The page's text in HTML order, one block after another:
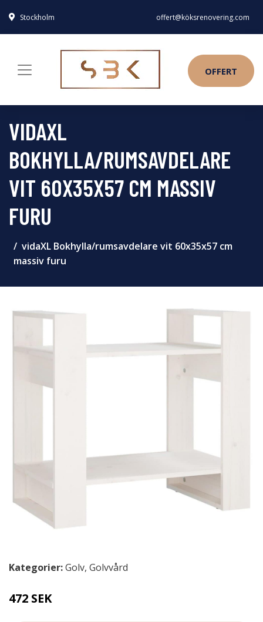
Stockholm offert@köksrenovering.com
OFFERT
VIDAXL
BOKHYLLA/RUMSAVDELARE
VIT 60X35X57 CM MASSIV
FURU
vidaXL Bokhylla/rumsavdelare vit 60x35x57 cm
massiv furu
Kategorier:Golv, Golvvård
472 SEK